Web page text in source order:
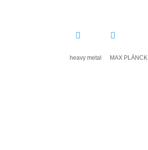
heavy metal MAX PLÄNCK